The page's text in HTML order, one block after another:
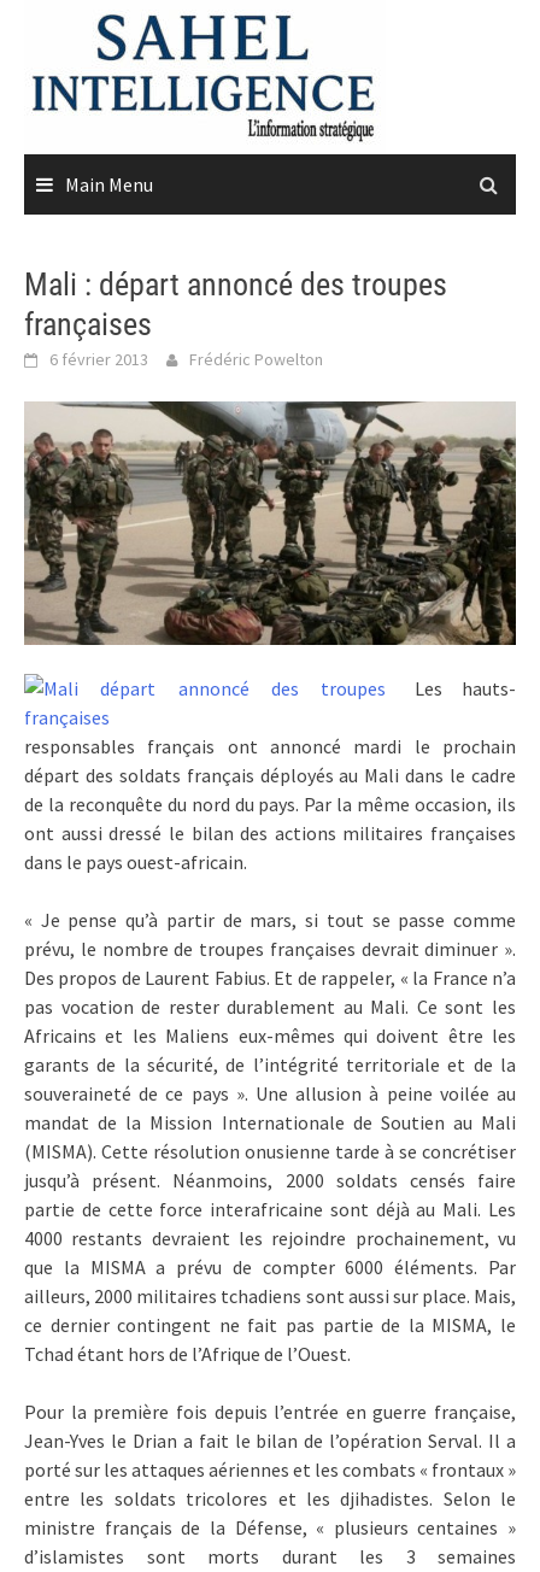
content
Main Menu
Mali : départ annoncé des troupes
françaises
6 février 2013 Frédéric Powelton
Les hauts-
responsables français ont annoncé mardi le prochain
départ des soldats français déployés au Mali dans le cadre
de la reconquête du nord du pays. Par la même occasion, ils
ont aussi dressé le bilan des actions militaires françaises
dans le pays ouest-africain.
« Je pense qu’à partir de mars, si tout se passe comme
prévu, le nombre de troupes françaises devrait diminuer ».
Des propos de Laurent Fabius. Et de rappeler, « la France n’a
pas vocation de rester durablement au Mali. Ce sont les
Africains et les Maliens eux-mêmes qui doivent être les
garants de la sécurité, de l’intégrité territoriale et de la
souveraineté de ce pays ». Une allusion à peine voilée au
mandat de la Mission Internationale de Soutien au Mali
(MISMA). Cette résolution onusienne tarde à se concrétiser
jusqu’à présent. Néanmoins, 2000 soldats censés faire
partie de cette force interafricaine sont déjà au Mali. Les
4000 restants devraient les rejoindre prochainement, vu
que la MISMA a prévu de compter 6000 éléments. Par
ailleurs, 2000 militaires tchadiens sont aussi sur place. Mais,
ce dernier contingent ne fait pas partie de la MISMA, le
Tchad étant hors de l’Afrique de l’Ouest.
Pour la première fois depuis l’entrée en guerre française,
Jean-Yves le Drian a fait le bilan de l’opération Serval. Il a
porté sur les attaques aériennes et les combats « frontaux »
entre les soldats tricolores et les djihadistes. Selon le
ministre français de la Défense, « plusieurs centaines »
d’islamistes sont morts durant les 3 semaines